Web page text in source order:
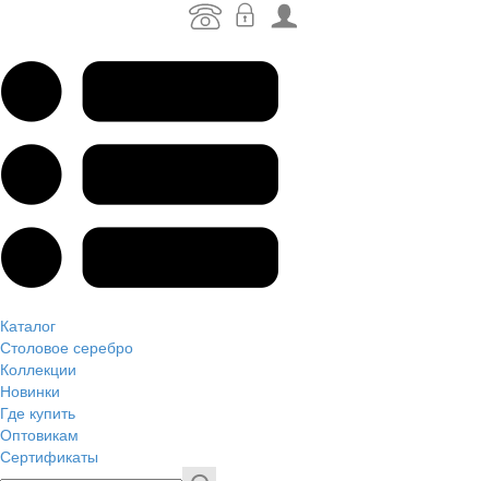
Каталог
Столовое серебро
Коллекции
Новинки
Где купить
Оптовикам
Сертификаты